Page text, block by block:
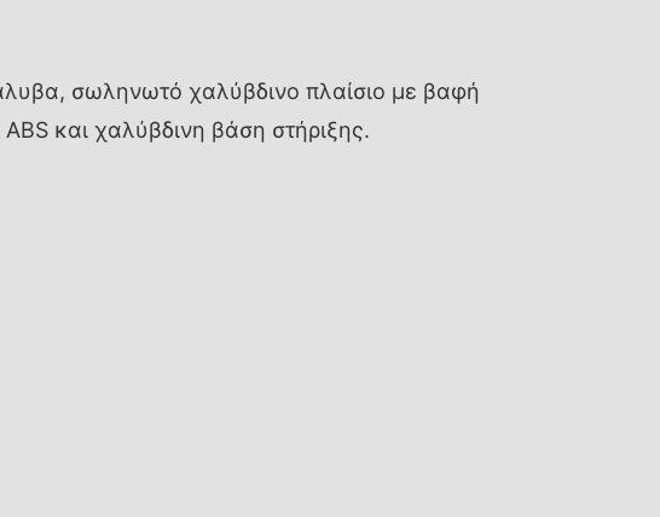
σωληνωτό χαλύβδινο πλαίσιο με βαφή
και χαλύβδινη βάση στήριξης.